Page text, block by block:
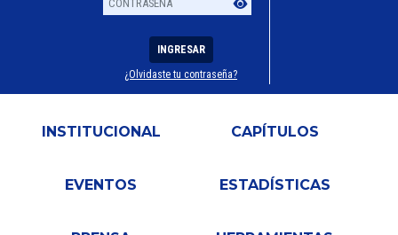
Usuario
Contraseña
INGRESAR
¿Olvidaste tu contraseña?
INSTITUCIONAL CAPÍTULOS
EVENTOS ESTADÍSTICAS